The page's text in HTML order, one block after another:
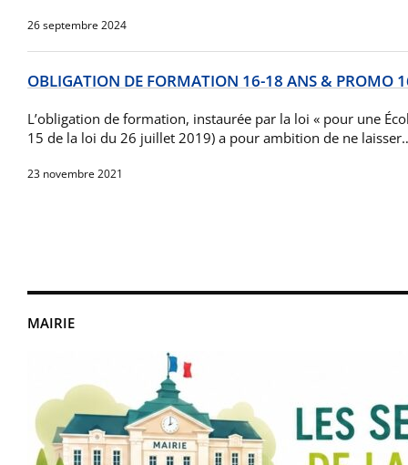
MAIRIE
26 septembre 2024
OBLIGATION DE FORMATION 16-18 ANS & PROMO
L’obligation de formation, instaurée par la loi « pour une
15 de la loi du 26 juillet 2019) a pour ambition de ne
23 novembre 2021